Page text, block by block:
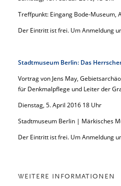
Treffpunkt: Eingang Bode-Museum,
Der Eintritt ist frei. Um Anmeldung
Stadtmuseum Berlin: Das
Vortrag von Jens May,
für Denkmalpflege und Leiter der
Dienstag, 5. April 2016 18 Uhr
Stadtmuseum Berlin | Märkisches
Der Eintritt ist frei. Um Anmeldung
WEITERE INFORMATIONEN